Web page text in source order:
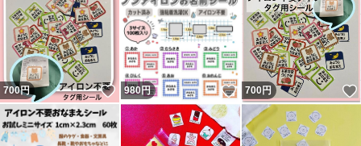
700円 いいね！
980円 いいね！
700円